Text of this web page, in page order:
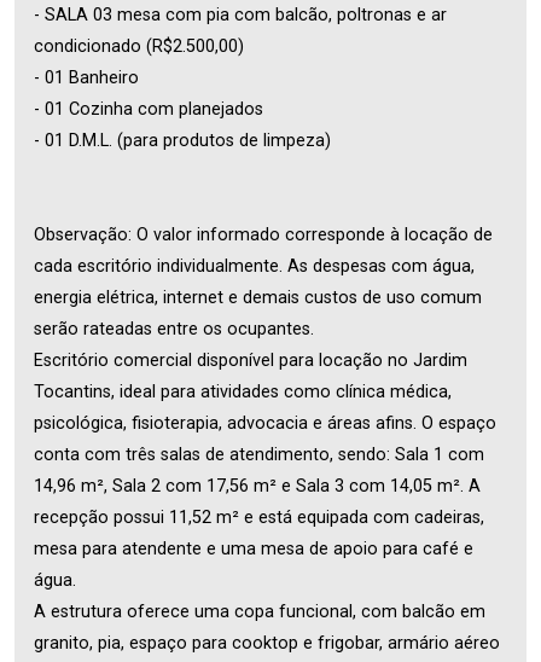
- SALA 03 mesa com pia com balcão, poltronas e ar
condicionado (R$2.500,00)
- 01 Banheiro
- 01 Cozinha com planejados
- 01 D.M.L. (para produtos de limpeza)
Observação: O valor informado corresponde à locação de
cada escritório individualmente. As despesas com água,
energia elétrica, internet e demais custos de uso comum
serão rateadas entre os ocupantes.
Escritório comercial disponível para locação no Jardim
Tocantins, ideal para atividades como clínica médica,
psicológica, fisioterapia, advocacia e áreas afins. O espaço
conta com três salas de atendimento, sendo: Sala 1 com
14,96 m², Sala 2 com 17,56 m² e Sala 3 com 14,05 m². A
recepção possui 11,52 m² e está equipada com cadeiras,
mesa para atendente e uma mesa de apoio para café e
água.
A estrutura oferece uma copa funcional, com balcão em
granito, pia, espaço para cooktop e frigobar, armário aéreo